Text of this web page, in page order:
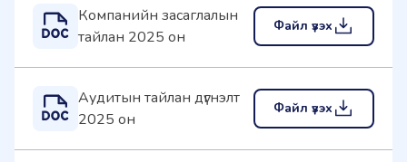
Компанийн засаглалын
тайлан 2025 он
Файл үзэх
Аудитын тайлан дүгнэлт
2025 он
Файл үзэх